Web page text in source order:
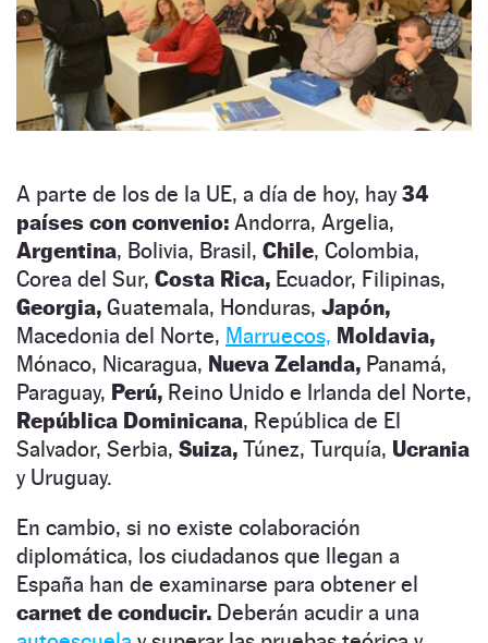
A parte de los de la UE, a día de hoy, hay34
países con convenio: Andorra, Argelia,
Argentina, Bolivia, Brasil, Chile, Colombia,
Corea del Sur, Costa Rica, Ecuador, Filipinas,
Georgia, Guatemala, Honduras, Japón,
Macedonia del Norte, Marruecos, Moldavia,
Mónaco, Nicaragua, Nueva Zelanda, Panamá,
Paraguay, Perú, Reino Unido e Irlanda del Norte,
República Dominicana, República de El
Salvador, Serbia, Suiza, Túnez, Turquía, Ucrania
y Uruguay.
En cambio, si no existe colaboración
diplomática, los ciudadanos que llegan a
España han de examinarse para obtener el
carnet de conducir. Deberán acudir a una